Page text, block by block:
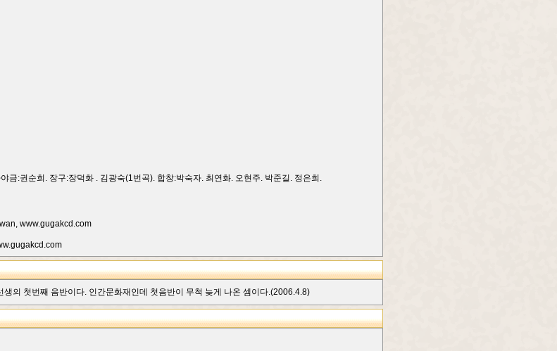
금:권순희. 장구:장덕화 . 김광숙(1번곡). 합창:박숙자. 최연화. 오현주. 박준길. 정은희.
www.gugakcd.com
의 첫번째 음반이다. 인간문화재인데 첫음반이 무척 늦게 나온 셈이다.(2006.4.8)